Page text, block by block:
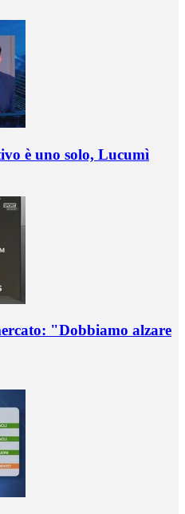
è uno solo, Lucumì
"Dobbiamo alzare